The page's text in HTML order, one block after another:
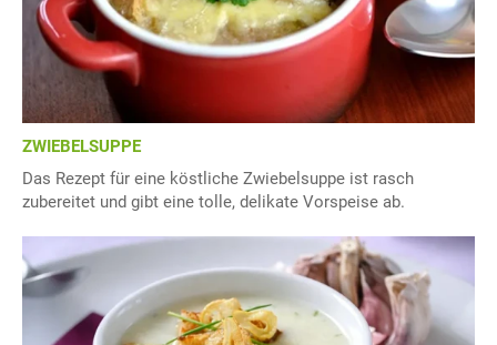
ZWIEBELSUPPE
Das Rezept für eine köstliche Zwiebelsuppe ist rasch
zubereitet und gibt eine tolle, delikate Vorspeise ab.